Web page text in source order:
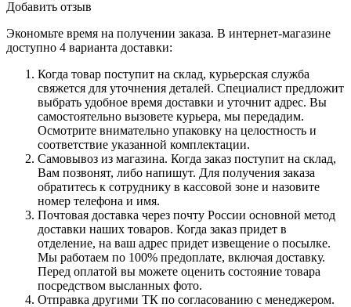
Добавить отзыв
Экономьте время на получении заказа. В интернет-магазине
доступно 4 варианта доставки:
Когда товар поступит на склад, курьерская служба
свяжется для уточнения деталей. Специалист предложит
выбрать удобное время доставки и уточнит адрес. Вы
самостоятельно вызовете курьера, мы передадим.
Осмотрите внимательно упаковку на целостность и
соответствие указанной комплектации.
Самовывоз из магазина. Когда заказ поступит на склад,
Вам позвонят, либо напишут. Для получения заказа
обратитесь к сотруднику в кассовой зоне и назовите
номер телефона и имя.
Почтовая доставка через почту России основной метод
доставки наших товаров. Когда заказ придет в
отделение, на ваш адрес придет извещение о посылке.
Мы работаем по 100% предоплате, включая доставку.
Перед оплатой вы можете оценить состояние товара
посредством высланных фото.
Отправка другими ТК по согласованию с менеджером.